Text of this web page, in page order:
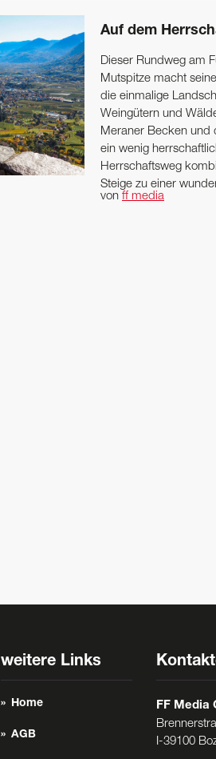
Auf dem
Dieser Rundweg am
Mutspitze macht
die einmalige
Weingütern und
Meraner Becken und
ein wenig
Herrschaftsweg
Steige zu einer
von ff media
weitere Links
Home
AGB
FF Media
I-39100